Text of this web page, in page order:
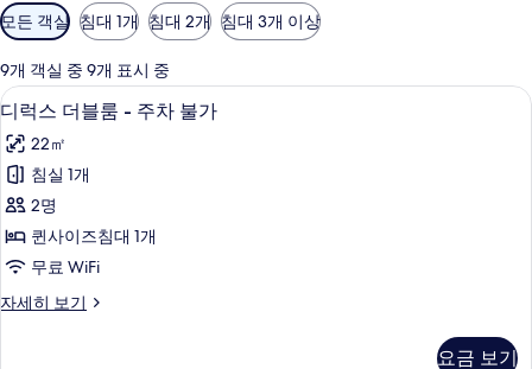
객
실
에
사
용
가
능
한
터
모든 객실 침대 1개 침대 2개 침대 3개 이상
9개 객실 중 9개 표시 중
디
럭
스
더
블
룸
주
고급 침구, 노트북 작업 공간, 방음 설비
10
디럭스 더블룸 - 주차 불가
22㎡
침실 1개
2명
퀸사이즈침대 1개
무료 WiFi
자세히 보기
디
요금 보기